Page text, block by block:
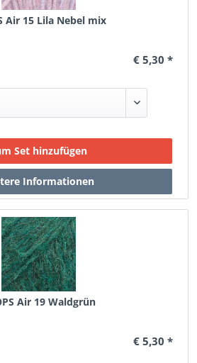
Air 15 Lila Nebel mix
€ 5,30 *
Air 19 Waldgrün
€ 5,30 *